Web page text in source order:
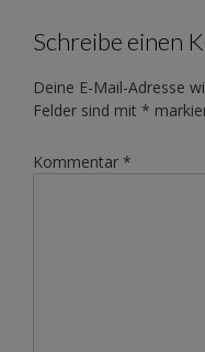
Schreibe einen
Deine E-Mail-Adresse
Felder sind mit *
Kommentar *